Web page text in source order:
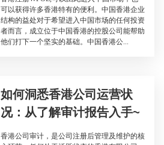
可以获得许多香港特有的便利。中国香港企业
结构的益处对于希望进入中国市场的任何投资
者而言，成立位于中国香港的控股公司能帮助
他们打下一个坚实的基础。中国香港公...
如何洞悉香港公司运营状
况：从了解审计报告入手~
香港公司审计，是公司注册后管理及维护的核